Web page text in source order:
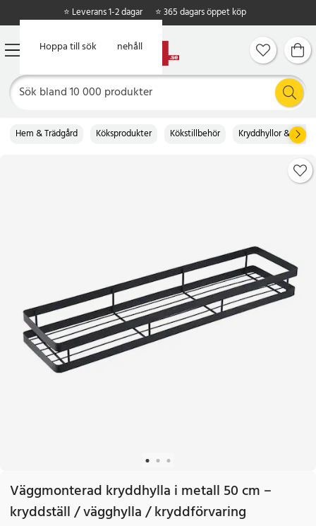
Hoppa till huvudinnehåll
Hoppa till sök
⭐ Leverans 1-2 dagar ⭐ 365 dagars öppet köp
Hem & Trädgård Köksprodukter Kökstillbehör Kryddhyllor &
Väggmonterad kryddhylla i metall 50 cm –
kryddställ / vägghylla / kryddförvaring